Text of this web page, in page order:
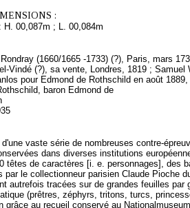
:
H. 00,087m ; L. 00,084m
(1660/1665 -1733) (?), Paris, mars
Vindé (?), sa vente, Londres, 1819 ;
pour Edmond de Rothschild en août
baron Edmond de
vaste série de nombreuses contre-
dans diverses institutions
têtes de caractères [i. e. personnages], des
par le collectionneur parisien Claude Pioche
autrefois tracées sur de grandes feuilles
(prêtres, zéphyrs, tritons, turcs,
grâce au recueil conservé au